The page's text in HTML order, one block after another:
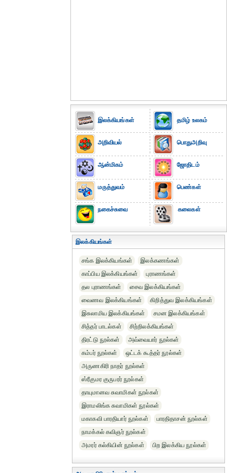
இலக்கியங்கள்
அறிவியல்
ஆன்மிகம்
மருத்துவம்
நகைச்சுவை
தமிழ் உலகம்
பொதுஅறிவு
ஜோதிடம்
பெண்கள்
கலைகள்
இலக்கியங்கள்
சங்க இலக்கியங்கள்
இலக்கணங்கள்
காப்பிய இலக்கியங்கள்
புராணங்கள்
தல புராணங்கள்
சைவ இலக்கியங்கள்
வைணவ இலக்கியங்கள்
கிறித்துவ இலக்கியங்கள்
இசுலாமிய இலக்கியங்கள்
சமன இலக்கியங்கள்
சித்தர் பாடல்கள்
சிற்றிலக்கியங்கள்
திரட்டு நூல்கள்
அவ்வையார் நூல்கள்
கம்பர் நூல்கள்
ஒட்டக் கூத்தர் நூல்கள்
அருணகிரி நாதர் நூல்கள்
ஸ்ரீகுமர குருபரர் நூல்கள்
தாயுமானவ சுவாமிகள் நூல்கள்
இராமலிங்க சுவாமிகள் நூல்கள்
மகாகவி பாரதியார் நூல்கள்
பாரதிதாசன் நூல்கள்
நாமக்கல் கவிஞர் நூல்கள்
அமரர் கல்கியின் நூல்கள்
பிற இலக்கிய நூல்கள்